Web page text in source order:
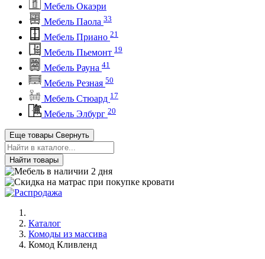
Мебель Окаэри
Мебель Паола 33
Мебель Приано 21
Мебель Пьемонт 19
Мебель Рауна 41
Мебель Резная 50
Мебель Стюард 17
Мебель Элбург 20
Еще товары Свернуть
Найти товары
Каталог
Комоды из массива
Комод Кливленд